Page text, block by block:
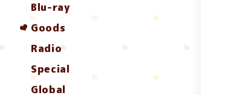
Blu-ray
Goods
Radio
Special
Global